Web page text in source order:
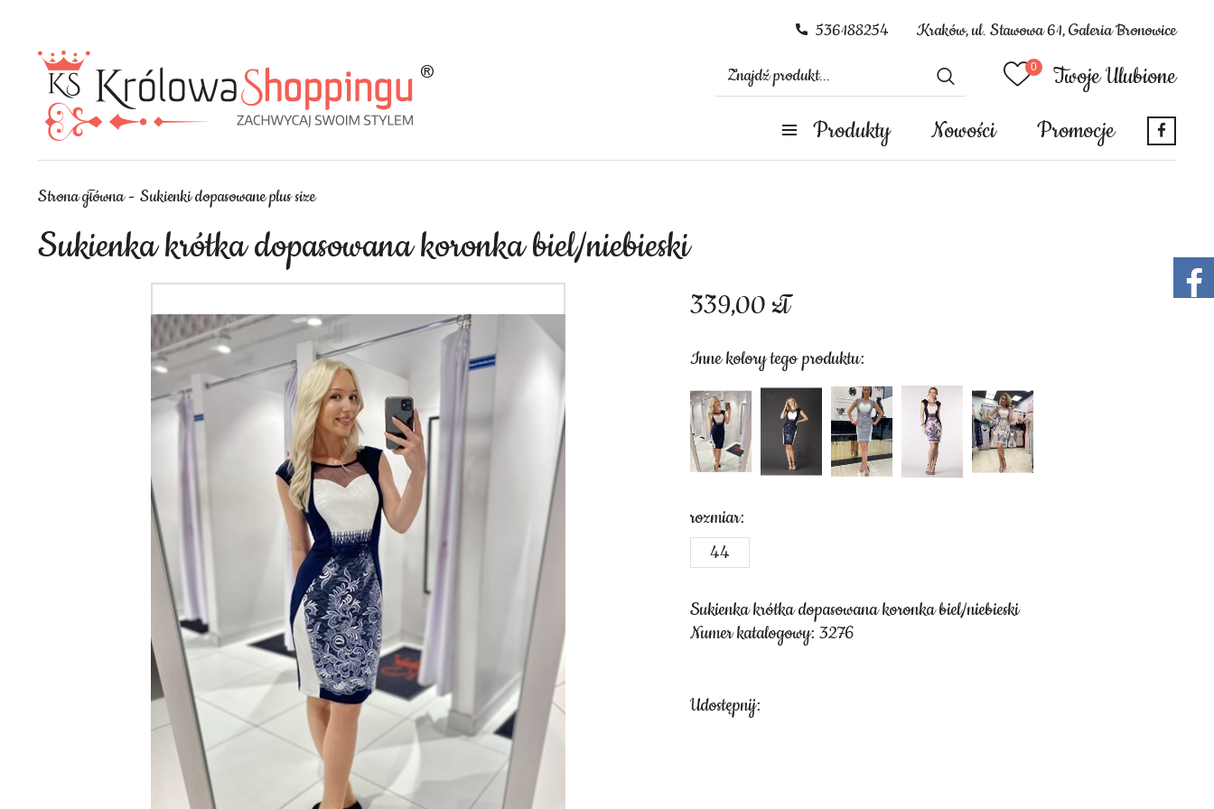
Kraków, ul. Stawowa 61, Galeria Bronowice
536188254
Twoje Ulubione
Produkty
Nowości Promocje
Strona główna Sukienki dopasowane plus size
Sukienka krótka dopasowana koronka biel/niebieski
339,00 zł
Inne kolory tego produktu:
rozmiar:
44
Sukienka krótka dopasowana koronka biel/niebieski
Numer katalogowy: 3276
Udostępnij: